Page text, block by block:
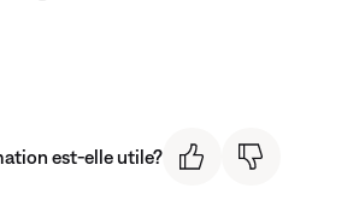
est-elle utile?